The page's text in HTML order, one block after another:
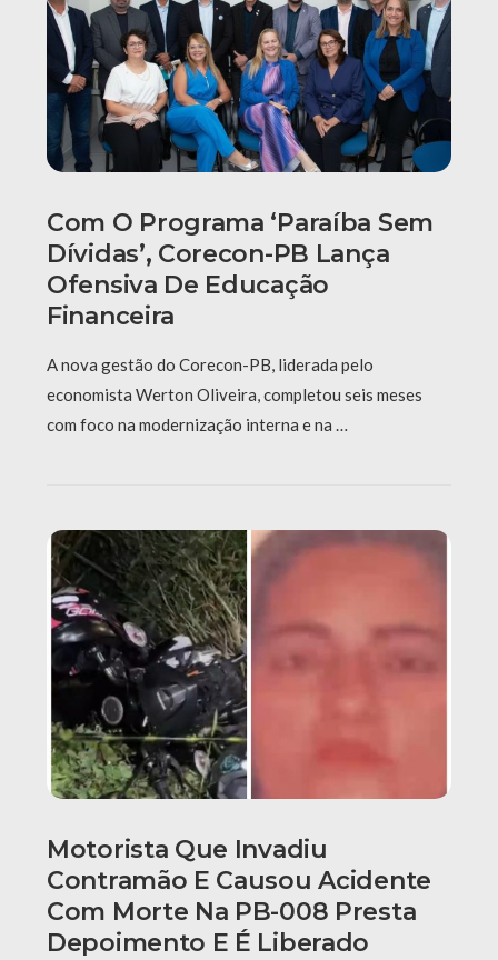
Com O Programa ‘Paraíba Sem
Dívidas’, Corecon-PB Lança
Ofensiva De Educação
Financeira
A nova gestão do Corecon-PB, liderada pelo
economista Werton Oliveira, completou seis meses
com foco na modernização interna e na …
Motorista Que Invadiu
Contramão E Causou Acidente
Com Morte Na PB-008 Presta
Depoimento E É Liberado